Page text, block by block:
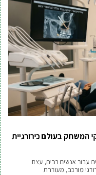
המשחק בעולם כירורגיית
עבור אנשים רבים, עצם
מורכב, מעוררת